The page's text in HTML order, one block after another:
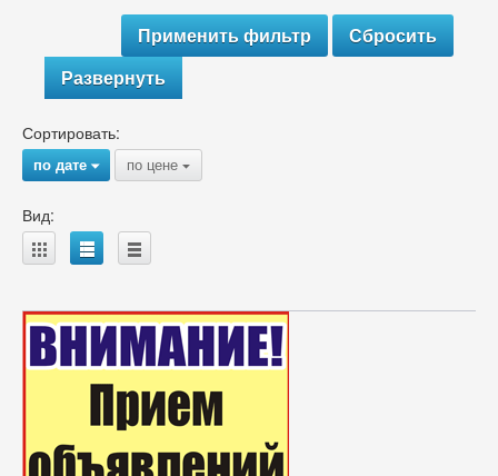
Развернуть
Сортировать:
по дате{ по цене {
Вид:
A B C